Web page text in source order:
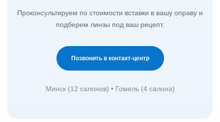
Проконсультируем по стоимости вставки в вашу оправу и
подберем линзы под ваш рецепт.
Позвонить в контакт-центр
Минск (12 салонов) • Гомель (4 салона)